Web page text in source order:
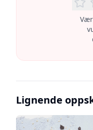
Lignende